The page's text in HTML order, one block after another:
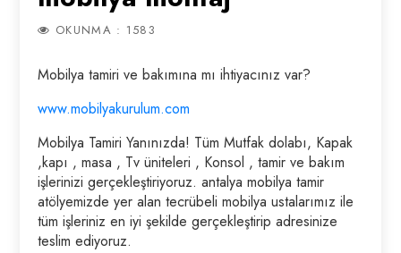
OKUNMA : 1583
Mobilya tamiri ve bakımına mı ihtiyacınız var?
www.mobilyakurulum.com
Mobilya Tamiri Yanınızda! Tüm Mutfak dolabı, Kapak
,kapı , masa , Tv üniteleri , Konsol , tamir ve bakım
işlerinizi gerçekleştiriyoruz. antalya mobilya tamir
atölyemizde yer alan tecrübeli mobilya ustalarımız ile
tüm işleriniz en iyi şekilde gerçekleştirip adresinize
teslim ediyoruz.